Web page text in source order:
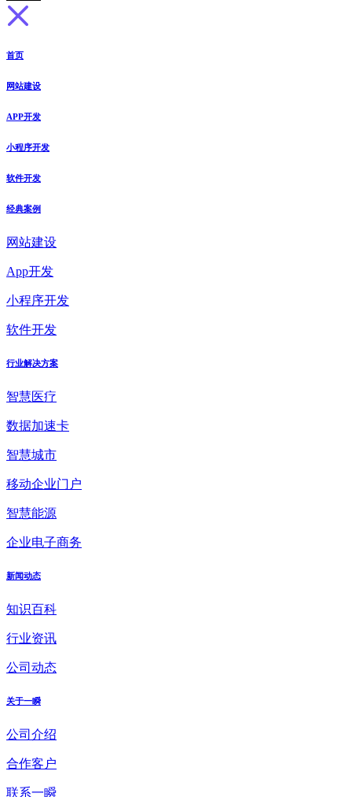
首页
网站建设
APP开发
小程序开发
软件开发
经典案例
网站建设
App开发
小程序开发
软件开发
行业解决方案
智慧医疗
数据加速卡
智慧城市
移动企业门户
智慧能源
企业电子商务
新闻动态
知识百科
行业资讯
公司动态
关于一瞬
公司介绍
合作客户
联系一瞬